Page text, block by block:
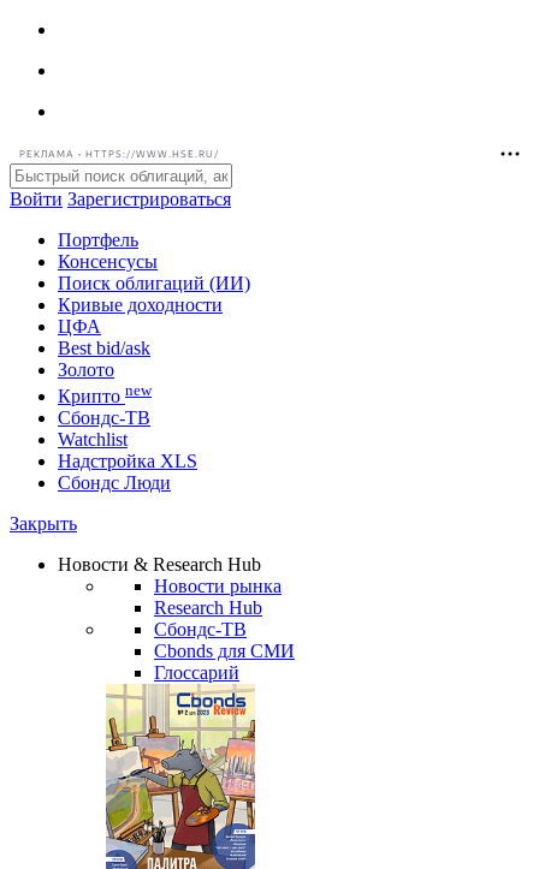
РЕКЛАМА • HTTPS://WWW.HSE.RU/
Войти Зарегистрироваться
Портфель
Консенсусы
Поиск облигаций (ИИ)
Кривые доходности
ЦФА
Best bid/ask
Золото
Крипто new
Watchlist
Сбондс Люди
Новости & Research Hub
Новости рынка
Research Hub
Сбондс-ТВ
Cbonds для СМИ
Глоссарий